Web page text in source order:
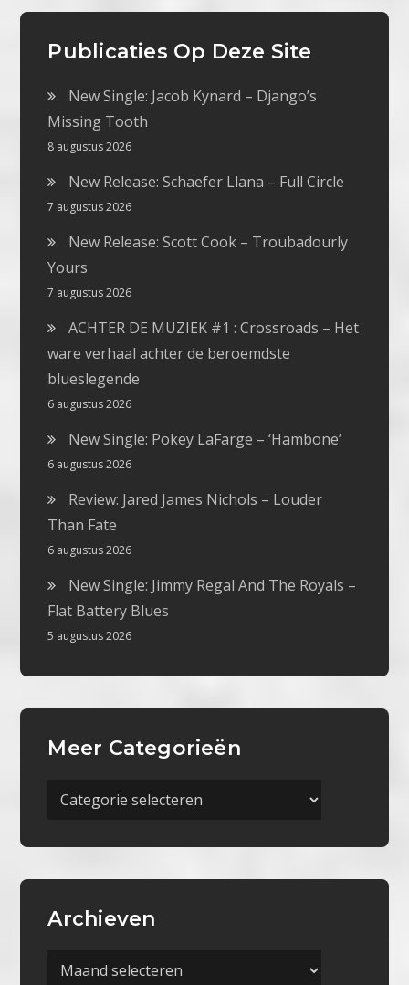
Publicaties Op Deze Site
New Single: Jacob Kynard – Django’s
Missing Tooth
8 augustus 2026
New Release: Schaefer Llana – Full Circle
7 augustus 2026
New Release: Scott Cook – Troubadourly
Yours
7 augustus 2026
ACHTER DE MUZIEK #1 : Crossroads – Het
ware verhaal achter de beroemdste
blueslegende
6 augustus 2026
New Single: Pokey LaFarge – ‘Hambone’
6 augustus 2026
Review: Jared James Nichols – Louder
Than Fate
6 augustus 2026
New Single: Jimmy Regal And The Royals –
Flat Battery Blues
5 augustus 2026
Meer Categorieën
Meer
Archieven
Archieven